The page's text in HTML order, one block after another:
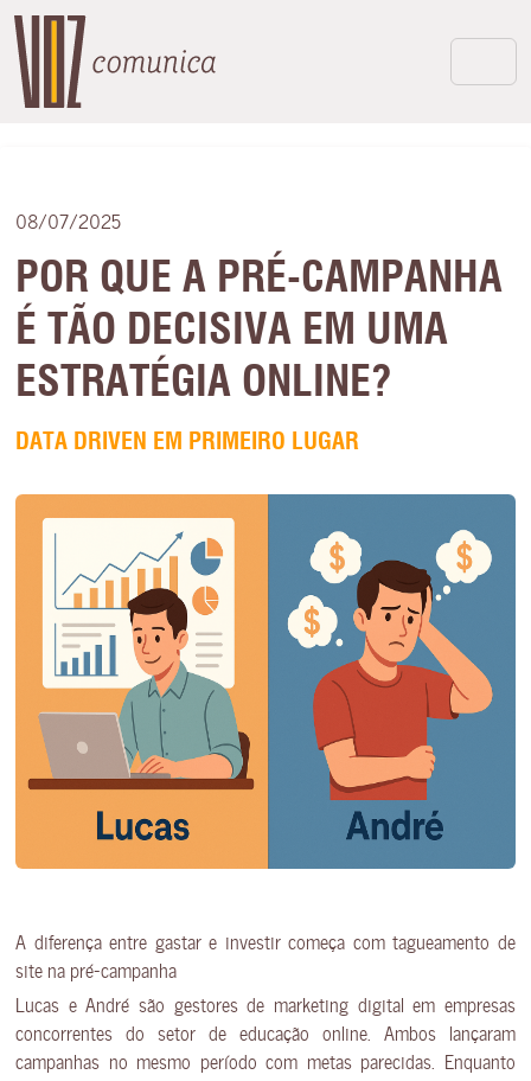
08/07/2025
POR QUE A PRÉ-CAMPANHA
É TÃO DECISIVA EM UMA
ESTRATÉGIA ONLINE?
DATA DRIVEN EM PRIMEIRO LUGAR
A diferença entre gastar e investir começa com tagueamento de
site na pré-campanha
Lucas e André são gestores de marketing digital em empresas
concorrentes do setor de educação online. Ambos lançaram
campanhas no mesmo período com metas parecidas. Enquanto